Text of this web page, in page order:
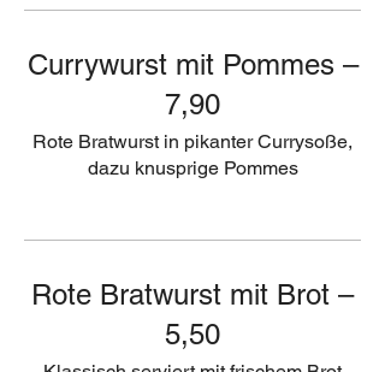
Currywurst mit Pommes –
7,90
Rote Bratwurst in pikanter Currysoße,
dazu knusprige Pommes
Rote Bratwurst mit Brot –
5,50